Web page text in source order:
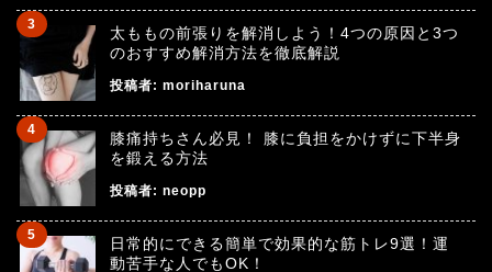
太ももの前張りを解消しよう！4つの原因と3つ
のおすすめ解消方法を徹底解説
投稿者: moriharuna
膝痛持ちさん必見！ 膝に負担をかけずに下半身
を鍛える方法
投稿者: neopp
日常的にできる簡単で効果的な筋トレ9選！運
動苦手な人でもOK！